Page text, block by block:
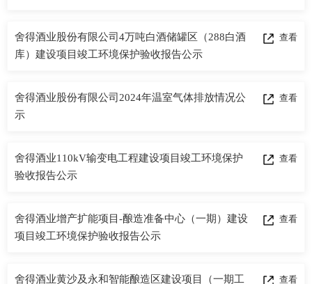
个性定
服务中
舍得酒业股份有限公司4万吨白酒储罐区（288白酒
库）建设项目竣工环境保护验收报告公示
查看
舍得酒业股份有限公司2024年温室气体排放情况公
示
查看
舍得酒业110kV输变电工程建设项目竣工环境保护
验收报告公示
查看
舍得酒业增产扩能项目-酿造准备中心（一期）建设
项目竣工环境保护验收报告公示
查看
舍得酒业黄沙及永和智能酿造区建设项目（一期工
查看